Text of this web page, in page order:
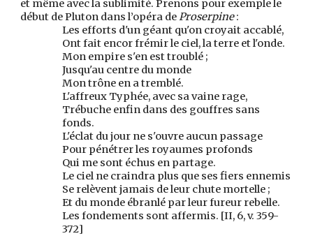
et même avec la sublimité. Prenons pour exemple le
début de Pluton dans l’opéra deProserpine:
Les efforts d'un géant qu'on croyait accablé,
Ont fait encor frémir le ciel, la terre et l'onde.
Mon empire s'en est troublé ;
Jusqu'au centre du monde
Mon trône en a tremblé.
L'affreux Typhée, avec sa vaine rage,
Trébuche enfin dans des gouffres sans
fonds.
L'éclat du jour ne s'ouvre aucun passage
Pour pénétrer les royaumes profonds
Qui me sont échus en partage.
Le ciel ne craindra plus que ses fiers ennemis
Se relèvent jamais de leur chute mortelle ;
Et du monde ébranlé par leur fureur rebelle.
Les fondements sont affermis. [II, 6, v. 359-
372]